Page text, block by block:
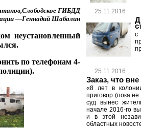
ГИБДД
—Геннадий Шабалин
неустановленный
по телефонам 4-
25.11.2016
с
25.11.2016
Заказ, что
«8 лет в
приговор (пока
суд вынес
начале 2016-го
и в этой
областных